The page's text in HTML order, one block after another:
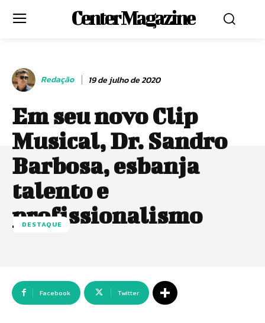
Center Magazine
Redação 19 de julho de 2020
Em seu novo Clip
Musical, Dr. Sandro
Barbosa, esbanja
talento e
profissionalismo
DESTAQUE
Facebook Twitter